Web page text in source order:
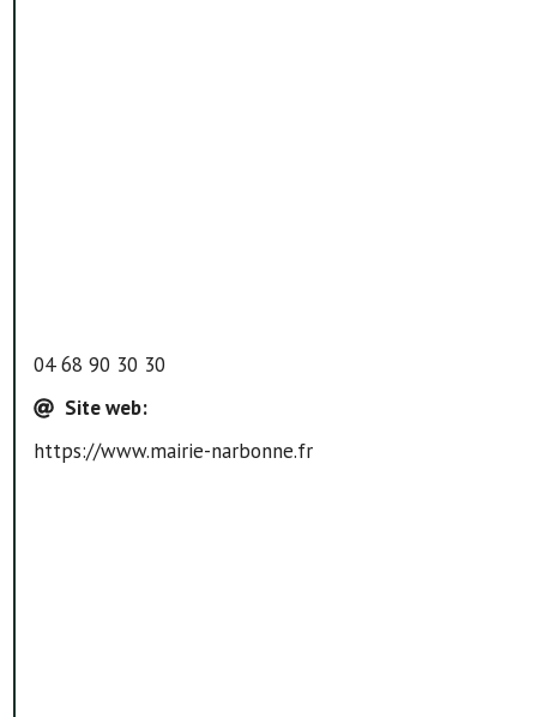
04 68 90 30 30
Site web:
https://www.mairie-narbonne.fr